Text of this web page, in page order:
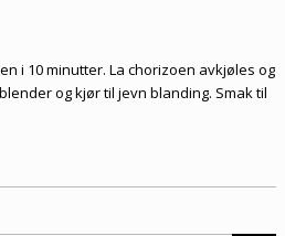
i 10 minutter. La chorizoen ​​avkjøles og
og kjør til jevn blanding. Smak til